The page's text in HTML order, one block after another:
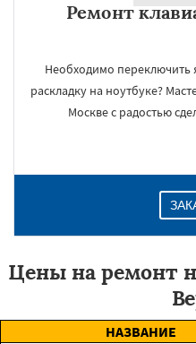
Ремонт
Необходимо переключить
раскладку на ноутбуке?
Москве с радостью
Цены на ремонт
НАЗВАНИЕ